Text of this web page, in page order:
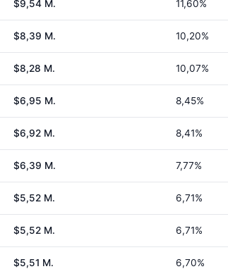
$9,54 M. 11,60%
$8,39 M. 10,20%
$8,28 M. 10,07%
$6,95 M. 8,45%
$6,92 M. 8,41%
$6,39 M. 7,77%
$5,52 M. 6,71%
$5,52 M. 6,71%
$5,51 M. 6,70%